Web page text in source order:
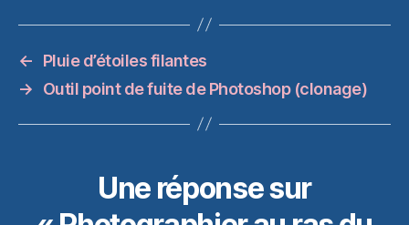
←
Pluie d’étoiles filantes
→
Outil point de fuite de Photoshop (clonage)
Une réponse sur